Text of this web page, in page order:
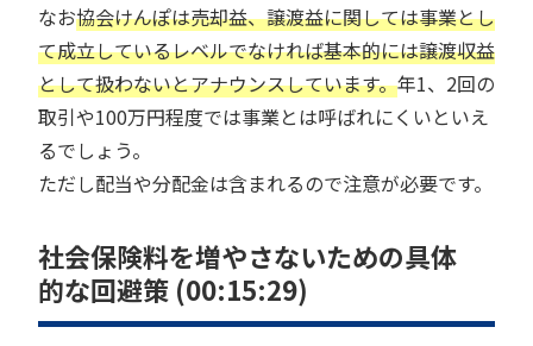
なお協会けんぽは売却益、譲渡益に関しては事業とし
て成立しているレベルでなければ基本的には譲渡収益
として扱わないとアナウンスしています。年1、2回の
取引や100万円程度では事業とは呼ばれにくいといえ
るでしょう。
ただし配当や分配金は含まれるので注意が必要です。
社会保険料を増やさないための具体
的な回避策 (00:15:29)